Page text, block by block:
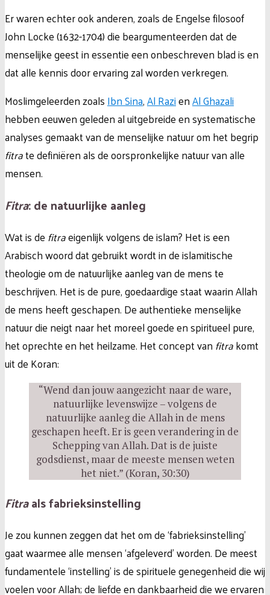
Er waren echter ook anderen,zoals de Engelse filosoof
John Locke (1632-1704) die beargumenteerden dat de
menselijke geest in essentie een onbeschreven blad is en
dat alle kennis door ervaring zal worden verkregen.
Moslimgeleerden zoalsIbn Sina,Al RazienAl Ghazali
hebben eeuwen geleden al uitgebreide en systematische
analyses gemaakt van de menselijke natuur om het begrip
fitrate definiëren als de oorspronkelijke natuur van alle
mensen.
Fitra: de natuurlijke aanleg
Wat is defitraeigenlijk volgens de islam? Het is een
Arabisch woord dat gebruikt wordt in de islamitische
theologie om de natuurlijke aanleg van de mens te
beschrijven. Het is de pure, goedaardige staat waarin Allah
de mens heeft geschapen. De authentieke menselijke
natuur die neigt naar het moreel goede en spiritueel pure,
het oprechte en het heilzame. Het concept van fitrakomt
uit de Koran:
“Wend dan jouw aangezicht naar de ware,
natuurlijke levenswijze – volgens de
natuurlijke aanleg die Allah in de mens
geschapen heeft. Er is geen verandering in de
Schepping van Allah. Dat is de juiste
godsdienst, maar de meeste mensen weten
het niet.” (Koran, 30:30)
Fitraals fabrieksinstelling
Je zou kunnen zeggen dat het om de ‘fabrieksinstelling’
gaat waarmee alle mensen ‘afgeleverd’ worden. De meest
fundamentele ‘instelling’ is de spirituele genegenheid die wij
voelen voor Allah; de liefde en dankbaarheid die we ervaren